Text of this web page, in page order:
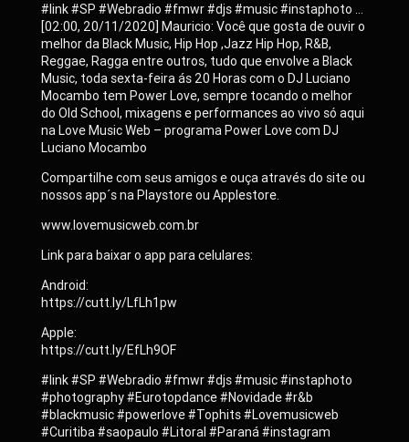
#link #SP #Webradio #fmwr #djs #music #instaphoto …
[02:00, 20/11/2020] Mauricio: Você que gosta de ouvir o
melhor da Black Music, Hip Hop ,Jazz Hip Hop, R&B,
Reggae, Ragga entre outros, tudo que envolve a Black
Music, toda sexta-feira ás 20 Horas com o DJ Luciano
Mocambo tem Power Love, sempre tocando o melhor
do Old School, mixagens e performances ao vivo só aqui
na Love Music Web – programa Power Love com DJ
Luciano Mocambo
Compartilhe com seus amigos e ouça através do site ou
nossos app´s na Playstore ou Applestore.
www.lovemusicweb.com.br
Link para baixar o app para celulares:
Android:
https://cutt.ly/LfLh1pw
Apple:
https://cutt.ly/EfLh9OF
#link #SP #Webradio #fmwr #djs #music #instaphoto
#photography #Eurotopdance #Novidade #r&b
#blackmusic #powerlove #Tophits #Lovemusicweb
#Curitiba #saopaulo #Litoral #Paraná #instagram